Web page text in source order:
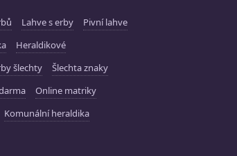
Lahve s erby
Pivní lahve
Heraldikové
šlechty
Šlechta znaky
Online matriky
Komunální heraldika